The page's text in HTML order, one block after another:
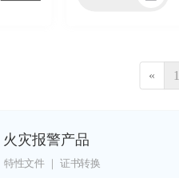
« 1
火灾报警产品
特性文件 ｜ 证书转换